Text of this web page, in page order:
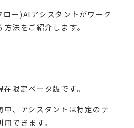
ー)AIアシスタントがワーク
法をご紹介します。
限定ベータ版です。
中、アシスタントは特定のテ
できます。